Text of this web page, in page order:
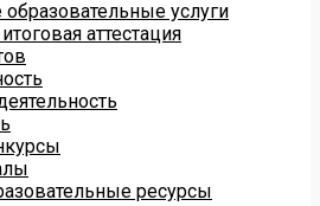
услуги
аттестация
ресурсы